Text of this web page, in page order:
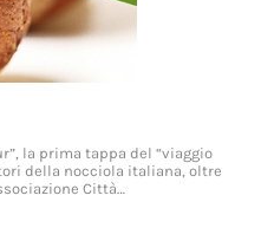
la prima tappa del “viaggio
della nocciola italiana, oltre
Città…